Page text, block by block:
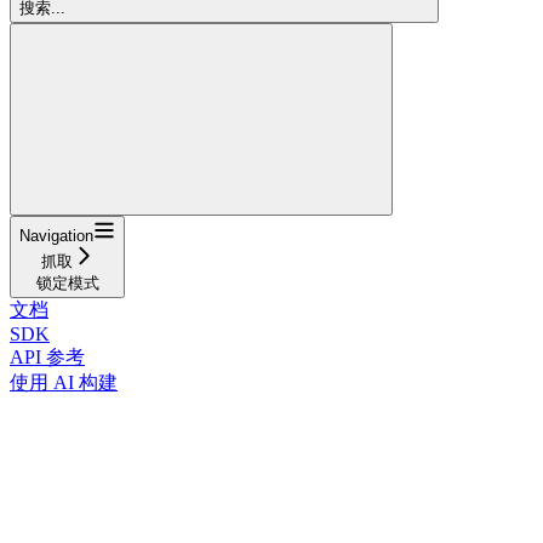
搜索...
Navigation
抓取
锁定模式
文档
SDK
API 参考
使用 AI 构建